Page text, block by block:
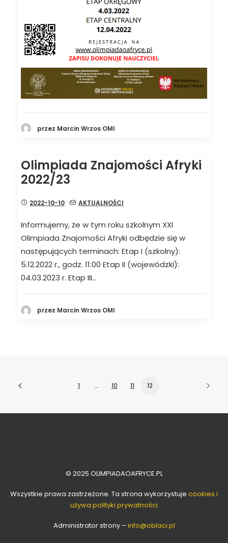
przez Marcin Wrzos OMI
Olimpiada Znajomości Afryki
2022/23
2022-10-10 AKTUALNOŚCI
Informujemy, że w tym roku szkolnym XXI
Olimpiada Znajomości Afryki odbędzie się w
następujących terminach: Etap I (szkolny):
5.12.2022 r., godz. 11:00 Etap II (wojewódzki):
04.03.2023 r. Etap III…
przez Marcin Wrzos OMI
1 … 10 11 12
© 2025 OLIMPIADAOAFRYCE.PL
Wszystkie prawa zastrzeżone. Ta strona wykorzystuje cookies i
używa polityki prywatności
Administrator strony – info@oblaci.pl